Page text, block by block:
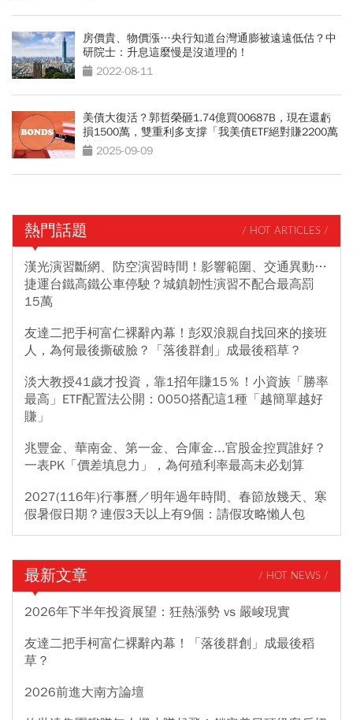
房價貴、物價漲…央行知道台灣通膨被遠遠低估？中
研院士：升息這麼慢是沒道理的！
2022-08-11
美債大復活？郭哲榮砸1.74億買00687B，現在還虧
損1500萬，雙重利多支撐「我美債ETF絕對賺2200萬
出場」
2025-09-09
熱門話題 / HOT ARTICLES /
漢光演習斷網、防空演習時間！影響範圍、交通異動…
捷運台鐵高鐵公車停駛？城鎮韌性演習不配合最高罰
15萬
友達二把手柯富仁裸辭內幕！彭双浪親自找回來的接班
人，為何最後撕破臉？「落後群創」成最後稻草？
淡大教授41歲才投資，靠1招年賺15％！小資族「勝率
最高」ETF配置法公開：0050搭配這1種「越簡單越好
賺」
兆豐金、華南金、第一金、合庫金...官股金控買誰好？
一表PK「價差填息力」，為何殖利率最高未必划算
2027(116年)行事曆／明年過年時間、春節放幾天、寒
假暑假日期？連假3天以上有9個：請假攻略懶人包
最新文章 / HOT NEWS /
2026年下半年投資展望：狂熱漲勢 vs 嚴峻現實
友達二把手柯富仁裸辭內幕！「落後群創」成最後稻
草？
2026前進大南方論壇